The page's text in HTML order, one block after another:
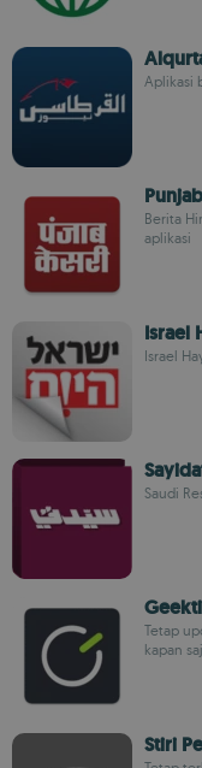
Aplikasi
Berita
aplikasi
Israel
Israel
Saudi
Tetap
kapan
Stiri